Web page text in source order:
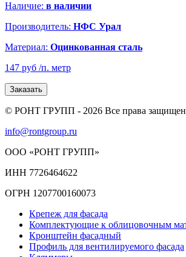
Наличие: в наличии
Производитель: НФС Урал
Материал: Оцинкованная сталь
147 руб /п. метр
Заказать
© РОНТ ГРУПП - 2026 Все права
info@rontgroup.ru
ООО «РОНТ ГРУПП»
ИНН 7726464622
ОГРН 1207700160073
Крепеж для фасада
Комплектующие к облицовочным
Кронштейн фасадный
Профиль для вентилируемого фасада